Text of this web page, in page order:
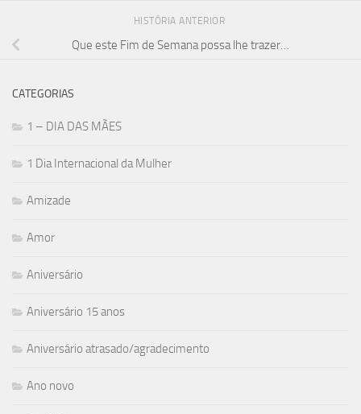
HISTÓRIA ANTERIOR
Que este Fim de Semana possa lhe trazer…
CATEGORIAS
1 – DIA DAS MÃES
1 Dia Internacional da Mulher
Amizade
Amor
Aniversário
Aniversário 15 anos
Aniversário atrasado/agradecimento
Ano novo